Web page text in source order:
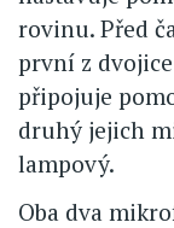
rovinu. Před
první z
připojuje
druhý jejich
lampový.
Oba dva